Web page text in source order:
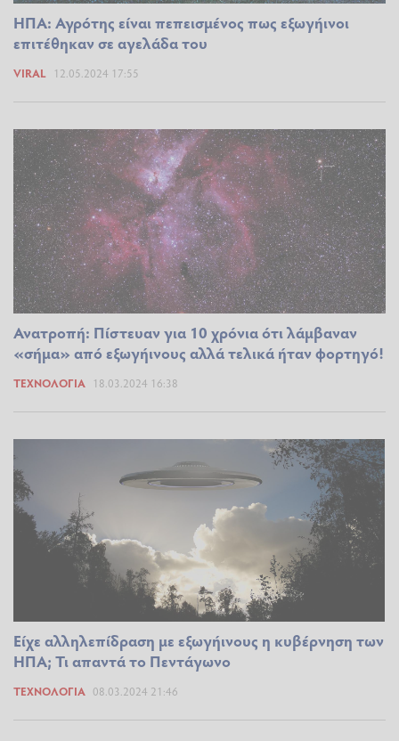
ΗΠΑ: Αγρότης είναι πεπεισμένος πως εξωγήινοι
επιτέθηκαν σε αγελάδα του
VIRAL 12.05.2024 17:55
Ανατροπή: Πίστευαν για 10 χρόνια ότι λάμβαναν
«σήμα» από εξωγήινους αλλά τελικά ήταν φορτηγό!
ΤΕΧΝΟΛΟΓΊΑ 18.03.2024 16:38
Είχε αλληλεπίδραση με εξωγήινους η κυβέρνηση των
ΗΠΑ; Τι απαντά το Πεντάγωνο
ΤΕΧΝΟΛΟΓΊΑ 08.03.2024 21:46